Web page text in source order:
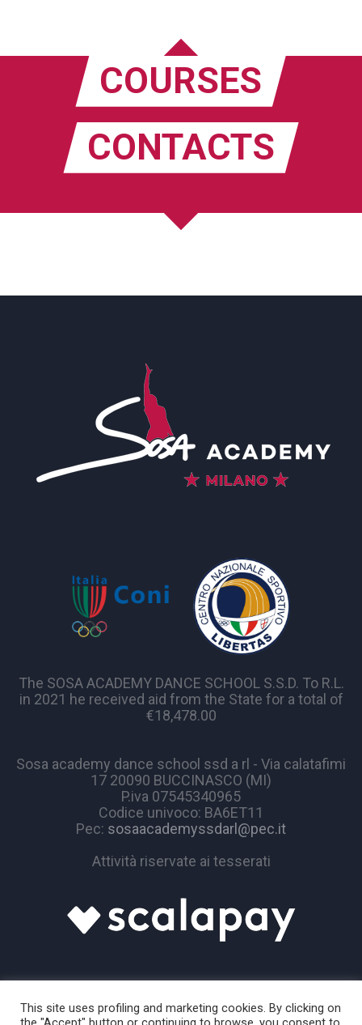
COURSES
CONTACTS
The SOSA ACADEMY DANCE SCHOOL S.S.D. To R.L.
in 2021 he received aid from the State for a total of
€18,478.00
Sosa academy dance school ssd a rl - Via calatafimi
17 20090 BUCCINASCO (MI)
P.iva 07545340965
Codice univoco: BA6ET11
Pec: sosaacademyssdarl@pec.it
Attività riservate ai tesserati
This site uses profiling and marketing cookies. By clicking on